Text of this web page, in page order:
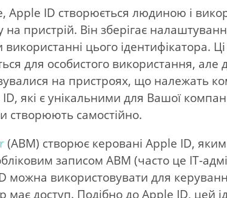
Apple ID створюється людиною і
на пристрій. Він зберігає
цього ідентифікатора.
для особистого використання, але
на пристроях, що належать
які є унікальними для Вашої
створюють самостійно.
(ABM) створює керовані Apple ID,
записом ABM (часто це ІТ-
можна використовувати для
має доступ. Подібно до Apple ID, цей